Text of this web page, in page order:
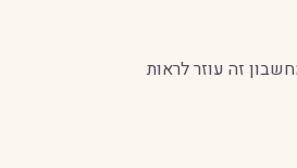
זה עוזר לראות